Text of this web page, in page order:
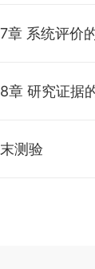
疾病预后的循证
循证医学常用统
基于统计学软件
章 系统评价
病因问题的系统
章 研究证据
临床研究的报告
测验